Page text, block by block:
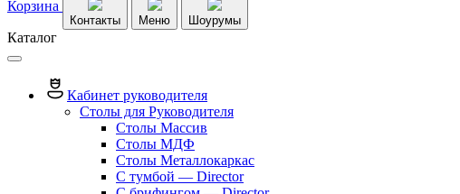
Корзина
Контакты Меню Шоурумы
Каталог
Кабинет руководителя
Столы для Руководителя
Столы Массив
Столы МДФ
Столы Металлокаркас
С тумбой — Director